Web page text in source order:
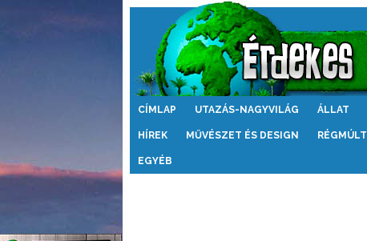
Érdekes
CÍMLAP UTAZÁS-NAGYVILÁG ÁLLAT
HÍREK MŰVÉSZET ÉS DESIGN RÉGMÚLT
EGYÉB